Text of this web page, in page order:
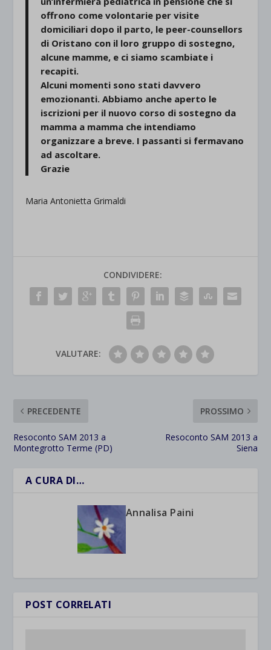
offrono come volontarie per visite
domiciliari dopo il parto, le peer-counsellors
di Oristano con il loro gruppo di sostegno,
alcune mamme, e ci siamo scambiate i
recapiti.
Alcuni momenti sono stati davvero
emozionanti. Abbiamo anche aperto le
iscrizioni per il nuovo corso di sostegno da
mamma a mamma che intendiamo
organizzare a breve. I passanti si fermavano
ad ascoltare.
Grazie
Maria Antonietta Grimaldi
CONDIVIDERE:
VALUTARE:
PRECEDENTE
Resoconto SAM 2013 a
Montegrotto Terme (PD)
PROSSIMO
Resoconto SAM 2013 a
Siena
A CURA DI…
Annalisa Paini
POST CORRELATI